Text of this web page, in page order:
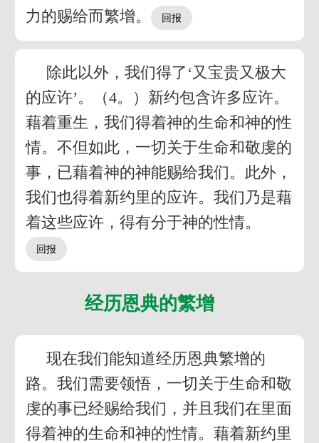
力的赐给而繁增。
除此以外，我们得了‘又宝贵又极大
的应许’。（4。）新约包含许多应许。
藉着重生，我们得着神的生命和神的性
情。不但如此，一切关于生命和敬虔的
事，已藉着神的神能赐给我们。此外，
我们也得着新约里的应许。我们乃是藉
着这些应许，得有分于神的性情。
经历恩典的繁增
现在我们能知道经历恩典繁增的
路。我们需要领悟，一切关于生命和敬
虔的事已经赐给我们，并且我们在里面
得着神的生命和神的性情。藉着新约里